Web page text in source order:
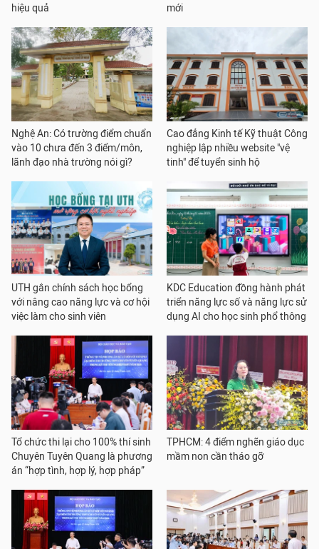
hiệu quả mới
Nghệ An: Có trường điểm chuẩn
vào 10 chưa đến 3 điểm/môn,
lãnh đạo nhà trường nói gì?
Cao đẳng Kinh tế Kỹ thuật Công
nghiệp lập nhiều website "vệ
tinh" để tuyển sinh hộ
UTH gắn chính sách học bổng
với nâng cao năng lực và cơ hội
việc làm cho sinh viên
KDC Education đồng hành phát
triển năng lực số và năng lực sử
dụng AI cho học sinh phổ thông
Tổ chức thi lại cho 100% thí sinh
Chuyên Tuyên Quang là phương
án “hợp tình, hợp lý, hợp pháp”
TPHCM: 4 điểm nghẽn giáo dục
mầm non cần tháo gỡ